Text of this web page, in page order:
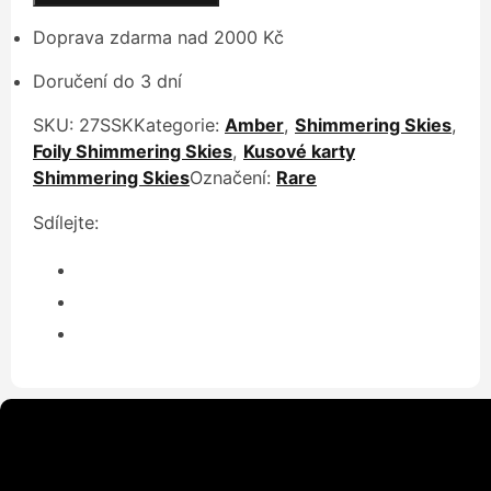
Doprava zdarma nad 2000 Kč
Doručení do 3 dní
SKU: 27SSKKategorie: Amber, Shimmering Skies,
Foily Shimmering Skies, Kusové karty
Shimmering SkiesOznačení: Rare
Sdílejte: